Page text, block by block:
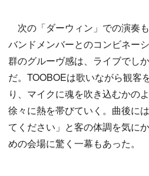
次の「ダーウィン」での演奏
バンドメンバーとのコンビネー
群のグルーヴ感は、ライブでし
だ。TOOBOEは歌いながら観客
り、マイクに魂を吹き込むかの
徐々に熱を帯びていく。曲後に
てください」と客の体調を気に
めの会場に驚く一幕もあった。